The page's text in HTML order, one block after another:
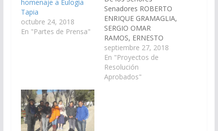
homenaje a Eulogia
Tapia
octubre 24, 2018
En "Partes de Prensa"
Senadores ROBERTO
ENRIQUE GRAMAGLIA,
SERGIO OMAR
RAMOS, ERNESTO
ANGEL GOMEZ, JORGE
PABLO SOTO,
WALTER HERNAN
CRUZ, DIEGO
septiembre 27, 2018
En "Proyectos de
Resolución
Aprobados"